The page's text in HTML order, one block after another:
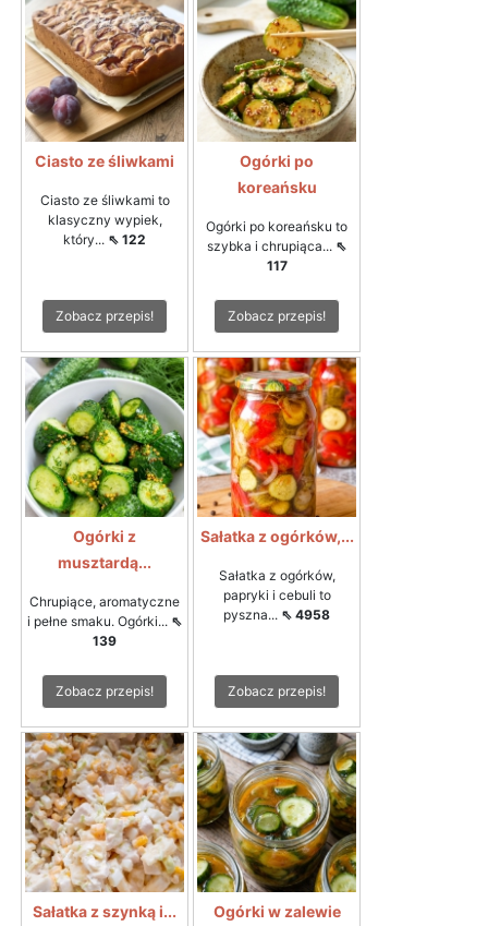
Ciasto ze śliwkami
Ciasto ze śliwkami to
klasyczny wypiek,
który... ⇖ 122
Zobacz przepis!
Ogórki po
koreańsku
Ogórki po koreańsku to
szybka i chrupiąca... ⇖
117
Zobacz przepis!
Ogórki z
musztardą...
Chrupiące, aromatyczne
i pełne smaku. Ogórki... ⇖
139
Zobacz przepis!
Sałatka z ogórków,...
Sałatka z ogórków,
papryki i cebuli to
pyszna... ⇖ 4958
Zobacz przepis!
Sałatka z szynką i... Ogórki w zalewie